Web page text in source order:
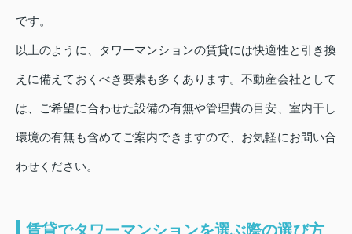
です。
以上のように、タワーマンションの賃貸には快適性と引き換
えに備えておくべき要素も多くあります。不動産会社として
は、ご希望に合わせた設備の有無や管理費の目安、室内干し
環境の有無も含めてご案内できますので、お気軽にお問い合
わせください。
賃貸でタワーマンションを選ぶ際の選び方